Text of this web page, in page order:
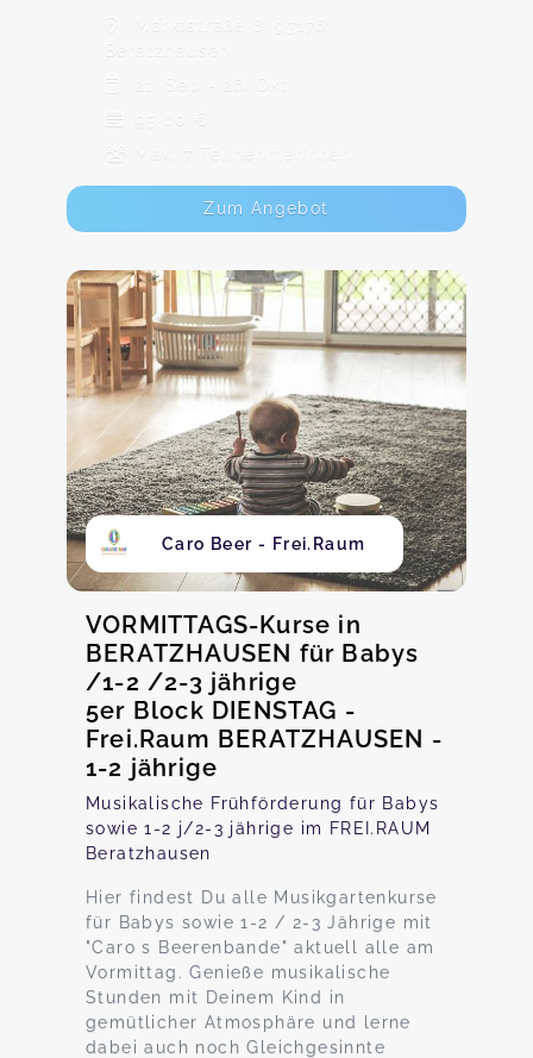
Marktstraße 8, 93176
21. Sep - 26. Okt
95,00 €
Max. 7 TeilnehmerInnen
Zum Angebot
Caro Beer - Frei.Raum
VORMITTAGS-Kurse in
BERATZHAUSEN für Babys
/1-2 /2-3 jährige
5er Block DIENSTAG -
Frei.Raum BERATZHAUSEN -
1-2 jährige
Musikalische Frühförderung für Babys
sowie 1-2 j/2-3 jährige im FREI.RAUM
Beratzhausen
Hier findest Du alle Musikgartenkurse
für Babys sowie 1-2 / 2-3 Jährige mit
"Caro s Beerenbande" aktuell alle am
Vormittag. Genieße musikalische
Stunden mit Deinem Kind in
gemütlicher Atmosphäre und lerne
dabei auch noch Gleichgesinnte